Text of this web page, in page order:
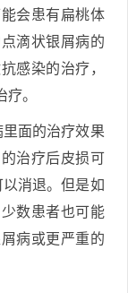
会患有扁桃体
滴状银屑病的
感染的治疗，
。
面的治疗效果
治疗后皮损可
消退。但是如
数患者也可能
病或更严重的